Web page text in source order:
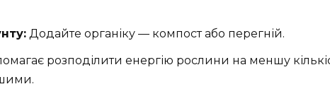
Додайте органіку — компост або перегній.
розподілити енергію рослини на меншу